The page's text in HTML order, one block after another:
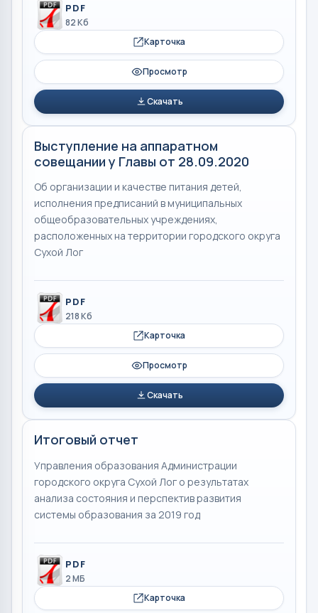
PDF
82 Кб
Карточка
Просмотр
Скачать
Выступление на аппаратном
совещании у Главы от 28.09.2020
Об организации и качестве питания детей,
исполнения предписаний в муниципальных
общеобразовательных учреждениях,
расположенных на территории городского округа
Сухой Лог
PDF
218 Кб
Карточка
Просмотр
Скачать
Итоговый отчет
Управления образования Администрации
городского округа Сухой Лог о результатах
анализа состояния и перспектив развития
системы образования за 2019 год
PDF
2 МБ
Карточка